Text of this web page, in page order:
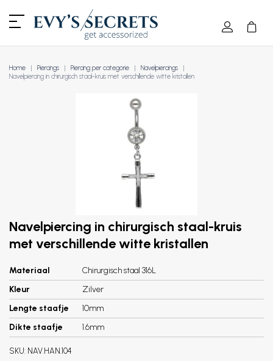
Home Piercings Piercing per categorie
Navelpiercings
Navelpiercing in chirurgisch staal-kruis met verschillende witte kristallen
Navelpiercing in chirurgisch staal-kruis
met verschillende witte kristallen
Materiaal
Chirurgisch staal 316L
Kleur
Zilver
Lengte staafje
10mm
Dikte staafje
1.6mm
SKU: NAV.HAN.104